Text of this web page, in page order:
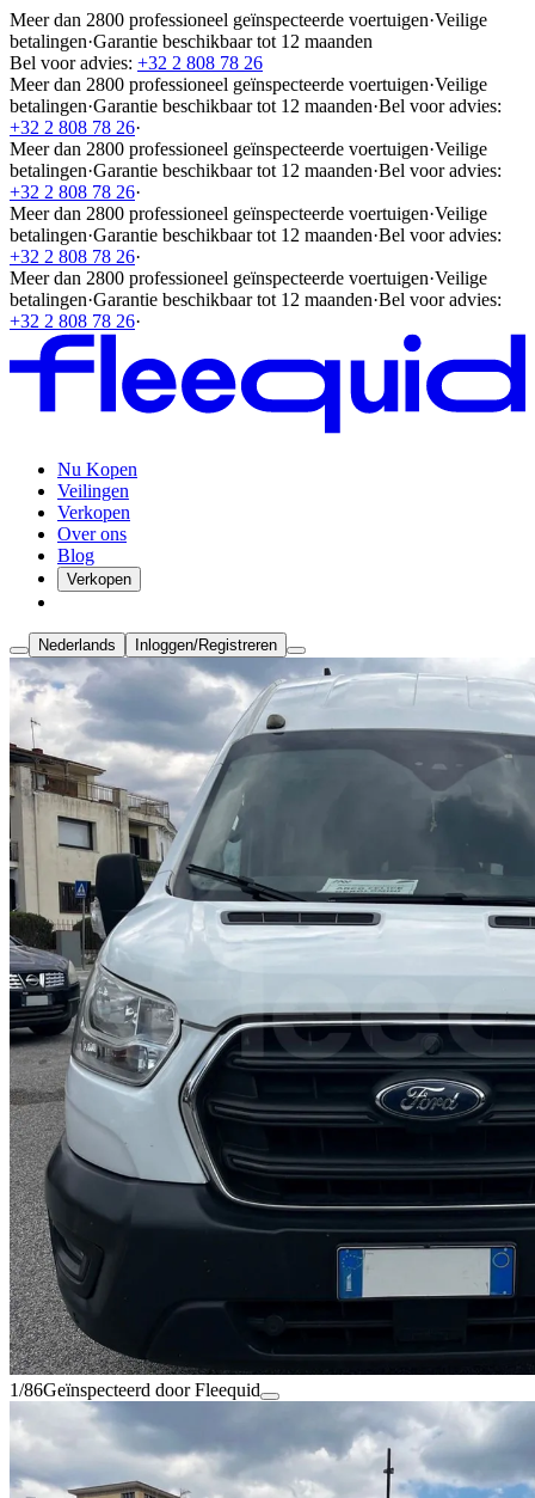
Meer dan 2800 professioneel geïnspecteerde voertuigen·Veilige
betalingen·Garantie beschikbaar tot 12 maanden
Bel voor advies: +32 2 808 78 26
Meer dan 2800 professioneel geïnspecteerde voertuigen·Veilige
betalingen·Garantie beschikbaar tot 12 maanden·Bel voor advies:
+32 2 808 78 26·
Meer dan 2800 professioneel geïnspecteerde voertuigen·Veilige
betalingen·Garantie beschikbaar tot 12 maanden·Bel voor advies:
+32 2 808 78 26·
Meer dan 2800 professioneel geïnspecteerde voertuigen·Veilige
betalingen·Garantie beschikbaar tot 12 maanden·Bel voor advies:
+32 2 808 78 26·
Meer dan 2800 professioneel geïnspecteerde voertuigen·Veilige
betalingen·Garantie beschikbaar tot 12 maanden·Bel voor advies:
+32 2 808 78 26·
Nu Kopen
Veilingen
Verkopen
Over ons
Blog
Verkopen
Nederlands Inloggen/Registreren
1/86Geïnspecteerd door Fleequid